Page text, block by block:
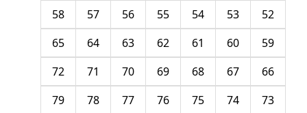
52
53
54
55
56
57
58
59
60
61
62
63
64
65
66
67
68
69
70
71
72
73
74
75
76
77
78
79